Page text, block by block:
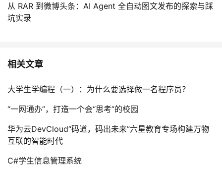
从 RAR 到微博头条：AI Agent 全自动图文发布的探索与踩
坑实录
相关文章
大学生学编程（一）：为什么要选择做一名程序员？
“一网通办”，打造一个会“思考”的校园
华为云DevCloud“码道，码出未来”六星教育专场构建万物
互联的智能时代
C#学生信息管理系统